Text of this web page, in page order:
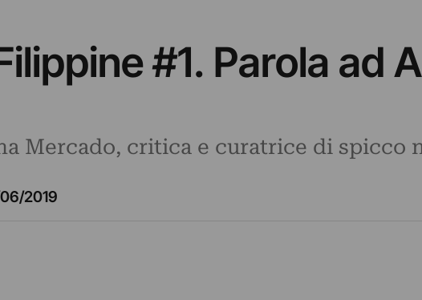
#1. Parola ad
Mercado, critica e curatrice di spicco
2019